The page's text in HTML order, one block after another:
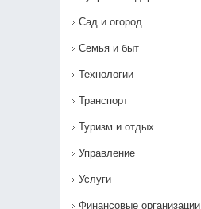
Сад и огород
Семья и быт
Технологии
Транспорт
Туризм и отдых
Управление
Услуги
Финансовые организации